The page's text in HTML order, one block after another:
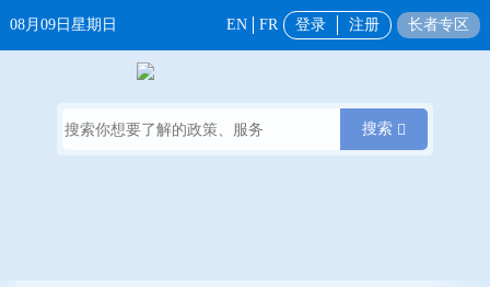
08月09日星期日 EN FR 登录 注册 长者专区
搜索